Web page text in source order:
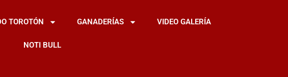
TOROTÓN GANADERÍAS VIDEO GALERÍA
NOTI BULL